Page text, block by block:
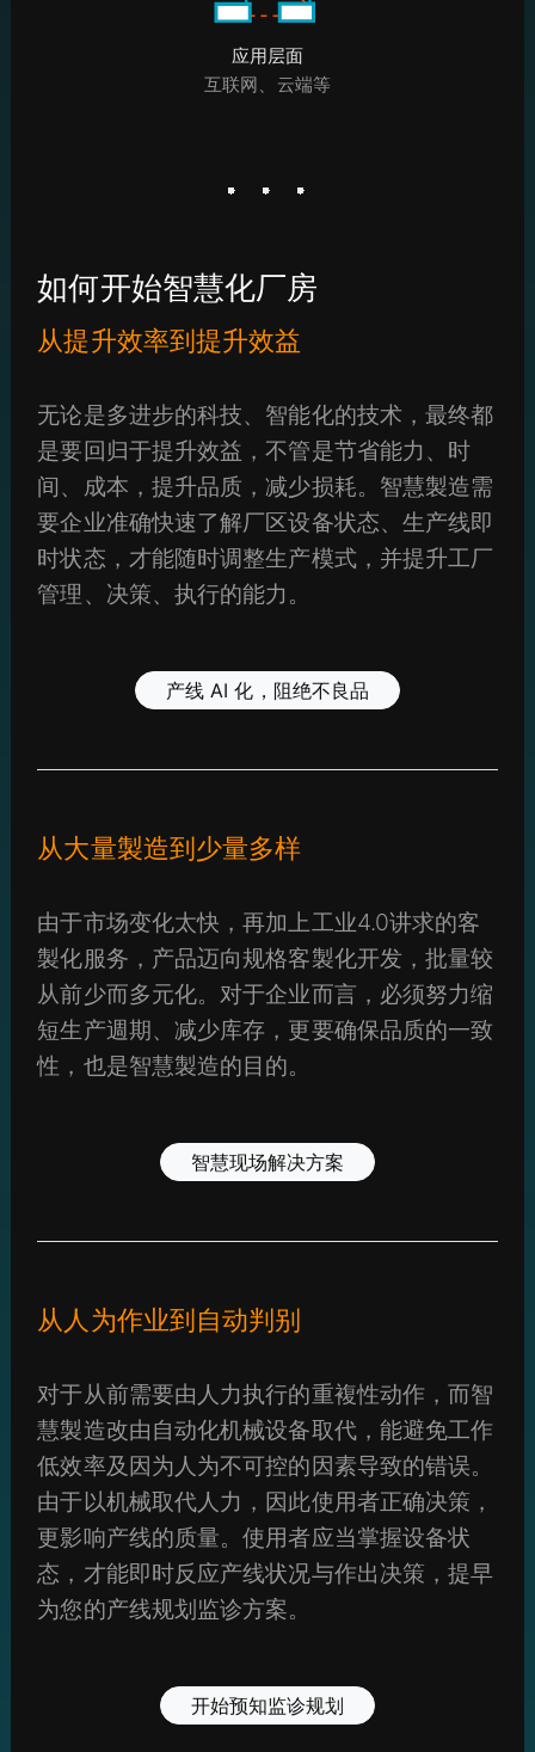
应用层面
互联网、云端等
如何开始智慧化厂房
从提升效率到提升效益
无论是多进步的科技、智能化的技术，最终都
是要回归于提升效益，不管是节省能力、时
间、成本，提升品质，减少损耗。智慧製造需
要企业准确快速了解厂区设备状态、生产线即
时状态，才能随时调整生产模式，并提升工厂
管理、决策、执行的能力。
产线 AI 化，阻绝不良品
从大量製造到少量多样
由于市场变化太快，再加上工业4.0讲求的客
製化服务，产品迈向规格客製化开发，批量较
从前少而多元化。对于企业而言，必须努力缩
短生产週期、减少库存，更要确保品质的一致
性，也是智慧製造的目的。
智慧现场解决方案
从人为作业到自动判别
对于从前需要由人力执行的重複性动作，而智
慧製造改由自动化机械设备取代，能避免工作
低效率及因为人为不可控的因素导致的错误。
由于以机械取代人力，因此使用者正确决策，
更影响产线的质量。使用者应当掌握设备状
态，才能即时反应产线状况与作出决策，提早
为您的产线规划监诊方案。
开始预知监诊规划